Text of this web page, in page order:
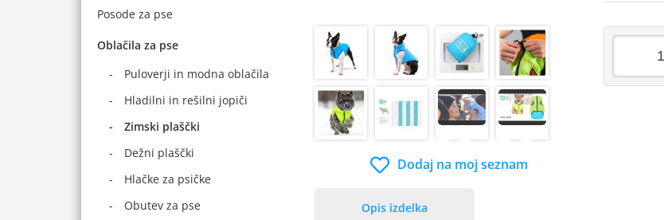
Posode za pse
Oblačila za pse
Puloverji in modna oblačila
Hladilni in rešilni jopiči
Zimski plaščki
Dežni plaščki
Hlačke za psičke
Obutev za pse
Dodaj na moj seznam
Opis izdelka